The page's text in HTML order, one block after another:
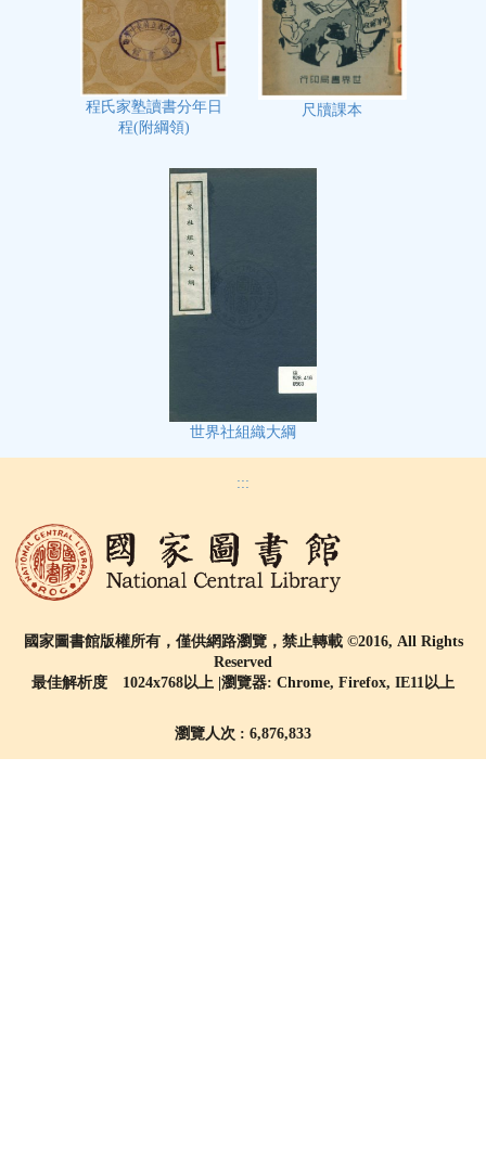
程氏家塾讀書分年日
程(附綱領)
尺牘課本
世界社組織大綱
:::
國家圖書館版權所有，僅供網路瀏覽，禁止轉載 ©2016, All Rights
Reserved
最佳解析度 1024x768以上 |瀏覽器: Chrome, Firefox, IE11以上
瀏覽人次 : 6,876,833